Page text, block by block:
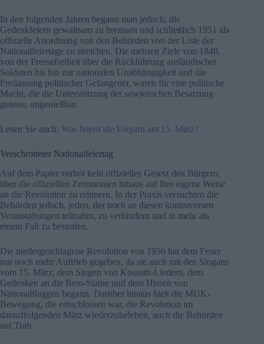
In den folgenden Jahren begann man jedoch, die
Gedenkfeiern gewaltsam zu bremsen und schließlich 1951 als
offizielle Anordnung von den Behörden von der Liste der
Nationalfeiertage zu streichen. Die meisten Ziele von 1848,
von der Pressefreiheit über die Rückführung ausländischer
Soldaten bis hin zur nationalen Unabhängigkeit und die
Freilassung politischer Gefangener, waren für eine politische
Macht, die die Unterstützung der sowjetischen Besatzung
genoss, ungenießbar.
Lesen Sie auch: Was feiern die Ungarn am 15. März?
Verschrotteter Nationalfeiertag
Auf dem Papier verbot kein offizielles Gesetz den Bürgern,
über die offiziellen Zeremonien hinaus auf ihre eigene Weise
an die Revolution zu erinnern. In der Praxis versuchten die
Behörden jedoch, jeden, der noch an diesen kontroversen
Veranstaltungen teilnahm, zu verhindern und in mehr als
einem Fall zu bestrafen.
Die niedergeschlagene Revolution von 1956 hat dem Feuer
nur noch mehr Auftrieb gegeben, da sie auch mit den Slogans
vom 15. März, dem Singen von Kossuth-Liedern, dem
Gedenken an die Bem-Statue und dem Hissen von
Nationalflaggen begann. Darüber hinaus hielt die MUK-
Bewegung, die entschlossen war, die Revolution im
darauffolgenden März wiederzubeleben, auch die Behörden
auf Trab.